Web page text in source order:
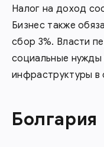
Налог на доход
Бизнес также
сбор 3%. Власти
социальные нужды
инфраструктуры в
Болгария